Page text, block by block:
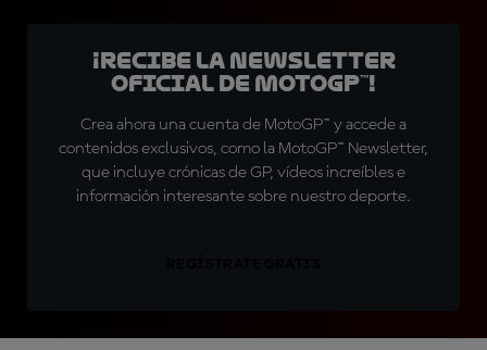
¡Recibe la Newsletter
oficial de MotoGP™!
Crea ahora una cuenta de MotoGP™ y accede a
contenidos exclusivos, como la MotoGP™ Newsletter,
que incluye crónicas de GP, vídeos increíbles e
información interesante sobre nuestro deporte.